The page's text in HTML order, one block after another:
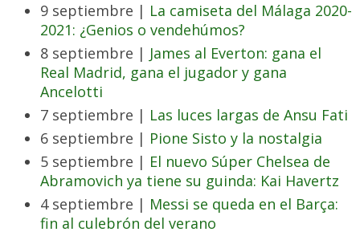
9 septiembre | La camiseta del Málaga 2020-
2021: ¿Genios o vendehúmos?
8 septiembre | James al Everton: gana el
Real Madrid, gana el jugador y gana
Ancelotti
7 septiembre | Las luces largas de Ansu Fati
6 septiembre | Pione Sisto y la nostalgia
5 septiembre | El nuevo Súper Chelsea de
Abramovich ya tiene su guinda: Kai Havertz
4 septiembre | Messi se queda en el Barça:
fin al culebrón del verano